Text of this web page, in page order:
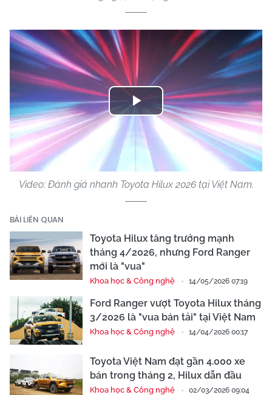
Play
Video
Video: Đánh giá nhanh Toyota Hilux 2026 tại Việt Nam.
BÀI LIÊN QUAN
Toyota Hilux tăng trưởng mạnh
tháng 4/2026, nhưng Ford Ranger
mới là "vua"
Khoa học & Công nghệ 14/05/2026 07:19
Ford Ranger vượt Toyota Hilux tháng
3/2026 là "vua bán tải" tại Việt Nam
Khoa học & Công nghệ 14/04/2026 00:17
Toyota Việt Nam đạt gần 4.000 xe
bán trong tháng 2, Hilux dẫn đầu
Khoa học & Công nghệ 02/03/2026 09:04